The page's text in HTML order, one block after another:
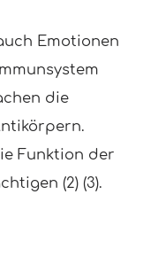
Emotionen
die
Funktion der
(2) (3).